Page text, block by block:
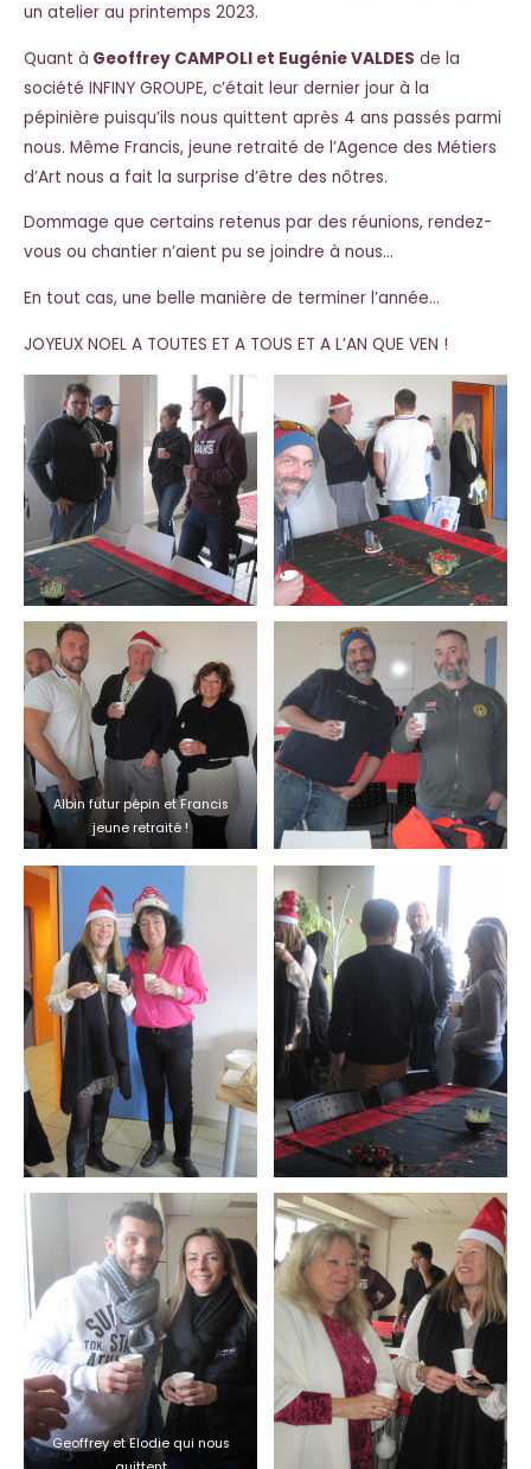
un atelier au printemps 2023.
Quant à Geoffrey CAMPOLI et Eugénie VALDES de la
société INFINY GROUPE, c’était leur dernier jour à la
pépinière puisqu’ils nous quittent après 4 ans passés parmi
nous. Même Francis, jeune retraité de l’Agence des Métiers
d’Art nous a fait la surprise d’être des nôtres.
Dommage que certains retenus par des réunions, rendez-
vous ou chantier n’aient pu se joindre à nous…
En tout cas, une belle manière de terminer l’année…
JOYEUX NOEL A TOUTES ET A TOUS ET A L’AN QUE VEN !
Albin futur pépin et Francis
jeune retraité !
Geoffrey et Elodie qui nous